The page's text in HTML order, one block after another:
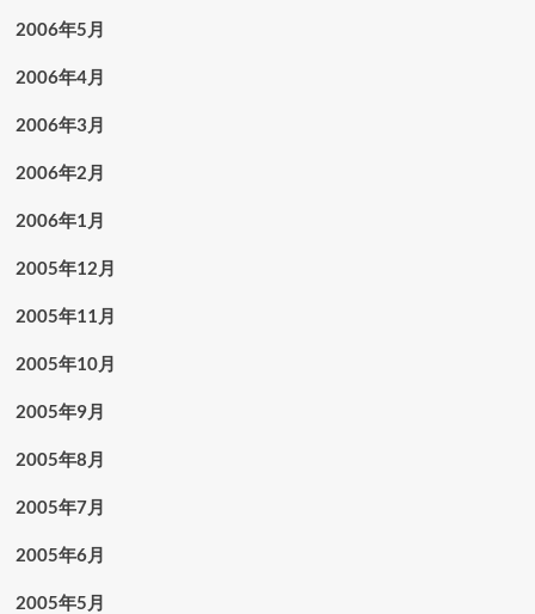
2006年5月
2006年4月
2006年3月
2006年2月
2006年1月
2005年12月
2005年11月
2005年10月
2005年9月
2005年8月
2005年7月
2005年6月
2005年5月